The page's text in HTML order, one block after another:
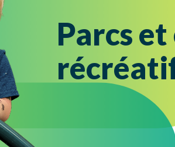
Parcs et